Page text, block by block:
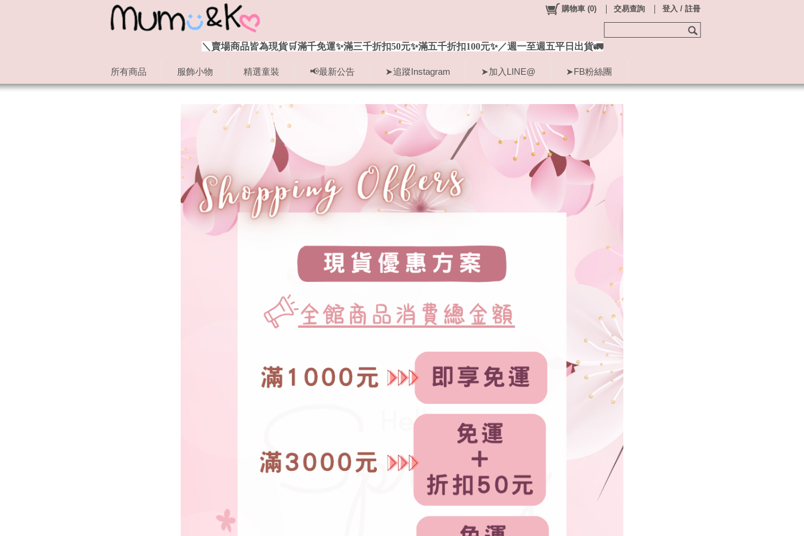
所有商品 服飾小物 精選童裝 📢最新公告 ➤追蹤Instagram ➤加入LINE@ ➤FB粉絲團
購物車 (0) 交易查詢 登入 / 註冊
＼賣場商品皆為現貨🛒滿千免運✨滿三千折扣50元✨滿五千折扣100元✨／週一至週五平日出貨🚛